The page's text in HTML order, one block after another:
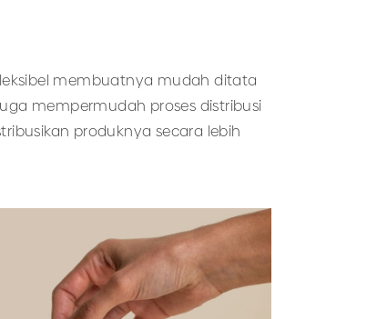
membuatnya mudah ditata
mempermudah proses distribusi
produknya secara lebih